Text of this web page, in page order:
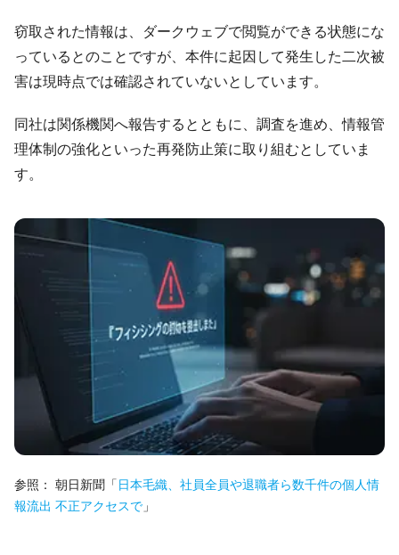
窃取された情報は、ダークウェブで閲覧ができる状態にな
っているとのことですが、本件に起因して発生した二次被
害は現時点では確認されていないとしています。
同社は関係機関へ報告するとともに、調査を進め、情報管
理体制の強化といった再発防止策に取り組むとしていま
す。
参照： 朝日新聞 「日本毛織、社員全員や退職者ら数千件の個人情
報流出 不正アクセスで 」